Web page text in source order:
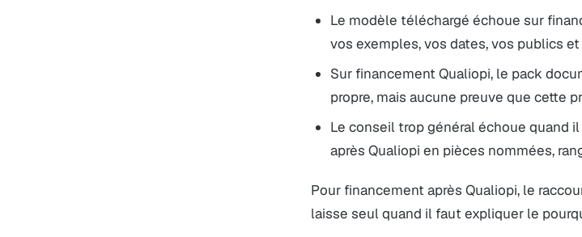
Le modèle téléchargé échoue sur
vos exemples, vos dates, vos publics
Sur financement Qualiopi, le pack
propre, mais aucune preuve que cette
Le conseil trop général échoue quand
après Qualiopi en pièces nommées,
Pour financement après Qualiopi, le
laisse seul quand il faut expliquer le